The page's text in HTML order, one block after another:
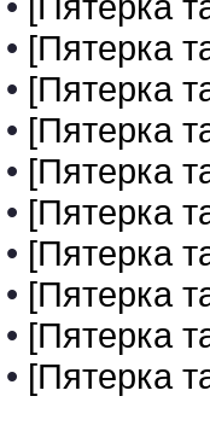
• [Пятерка
• [Пятерка
• [Пятерка
• [Пятерка
• [Пятерка
• [Пятерка
• [Пятерка
• [Пятерка
• [Пятерка